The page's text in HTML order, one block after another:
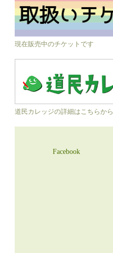
現在販売中のチケットです
道民カレッジの詳細はこちらから
Facebook